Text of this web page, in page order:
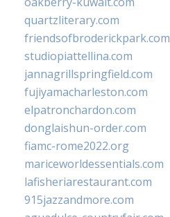
quartzliterary.com
friendsofbroderickpark.com
studiopiattellina.com
jannagrillspringfield.com
fujiyamacharleston.com
elpatronchardon.com
donglaishun-order.com
fiamc-rome2022.org
mariceworldessentials.com
lafisheriarestaurant.com
915jazzandmore.com